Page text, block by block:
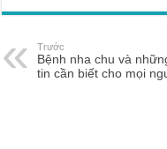
Trước
Bệnh nha chu và
tin cần biết cho mọi